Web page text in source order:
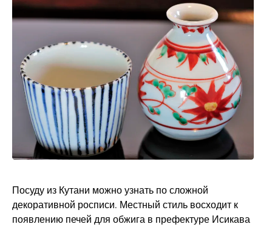
Посуду из Кутани можно узнать по сложной
декоративной росписи. Местный стиль восходит к
появлению печей для обжига в префектуре Исикава